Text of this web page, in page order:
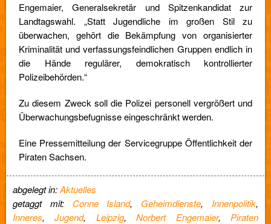
Engemaier, Generalsekretär und Spitzenkandidat zur
Landtagswahl. „Statt Jugendliche im großen Stil zu
überwachen, gehört die Bekämpfung von organisierter
Kriminalität und verfassungsfeindlichen Gruppen endlich in
die Hände regulärer, demokratisch kontrollierter
Polizeibehörden.“
Zu diesem Zweck soll die Polizei personell vergrößert und
Überwachungsbefugnisse eingeschränkt werden.
Eine Pressemitteilung der Servicegruppe Öffentlichkeit der
Piraten Sachsen.
abgelegt in:Aktuelles
getaggt mit: Conne Island, Geheimdienste, Innenpolitik,
Inneres,Jugend, Leipzig,Norbert Engemaier, Piraten